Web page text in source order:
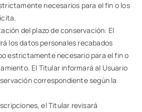
necesarios para el fin o los
del plazo de conservación: El
los datos personales recabados
estrictamente necesario para el fin o
El Titular informará al Usuario
correspondiente según la
el Titular revisará